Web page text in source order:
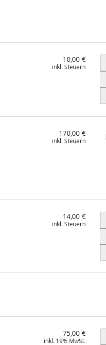
10,00 €
inkl. Steuern
170,00 €
inkl. Steuern
14,00 €
inkl. Steuern
75,00 €
inkl. 19% MwSt.